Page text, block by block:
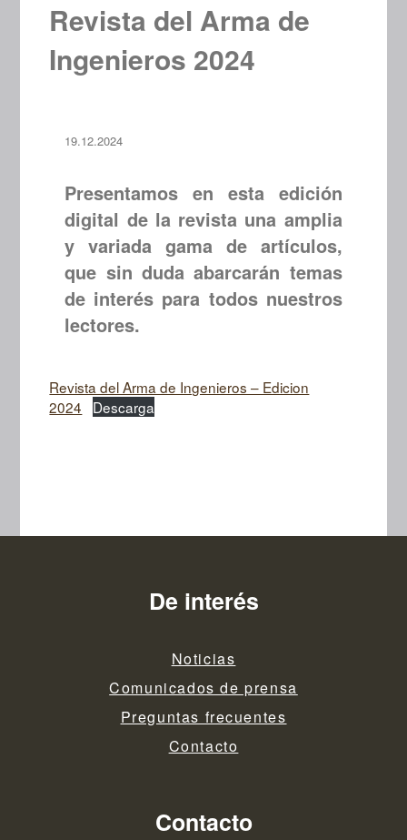
Revista del Arma de
Ingenieros 2024
19.12.2024
Presentamos en esta edición
digital de la revista una amplia
y variada gama de artículos,
que sin duda abarcarán temas
de interés para todos nuestros
lectores.
Revista del Arma de Ingenieros – Edicion
2024
Descarga
De interés
Noticias
Comunicados de prensa
Preguntas frecuentes
Contacto
Contacto